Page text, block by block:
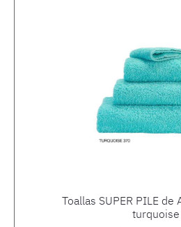
Toallas SUPER PILE
turquoise